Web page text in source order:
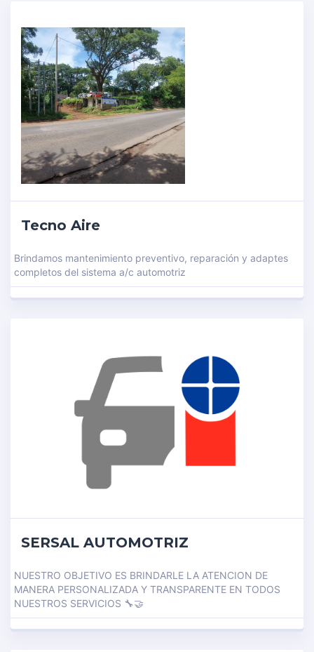
Tecno Aire
Brindamos mantenimiento preventivo, reparación y adaptes
completos del sistema a/c automotriz
SERSAL AUTOMOTRIZ
NUESTRO OBJETIVO ES BRINDARLE LA ATENCION DE
MANERA PERSONALIZADA Y TRANSPARENTE EN TODOS
NUESTROS SERVICIOS 🔧🤝